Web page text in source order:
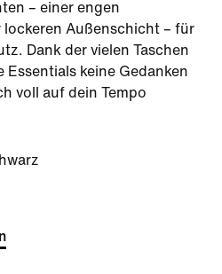
– einer engen
lockeren Außenschicht – für
Dank der vielen Taschen
Essentials keine Gedanken
voll auf dein Tempo